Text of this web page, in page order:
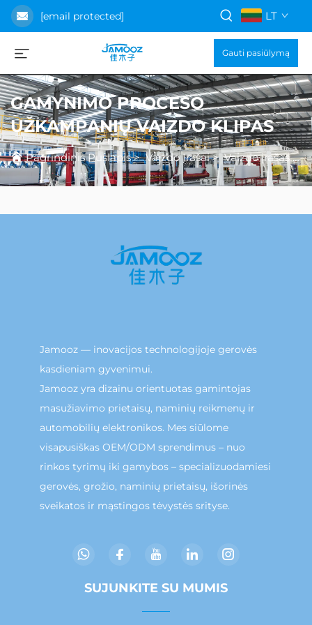
[email protected] LT
Gauti pasiūlymą
GAMYNIMO PROCESO
UŽKAMPANIŲ VAIZDO KLIPAS
Pagrindinis Puslapis>Vaizdo Įrašai>Vaizdo įrašas apie gamybos procesą
Jamooz — inovacijos technologijoje gerovės
kasdieniam gyvenimui.
Jamooz yra dizainu orientuotas gamintojas
masužiavimo prietaisų, naminių reikmenų ir
automobilių elektronikos. Mes siūlome
visapusiškas OEM/ODM sprendimus – nuo
rinkos tyrimų iki gamybos – specializuodamiesi
gerovės, grožio, naminių prietaisų, išorinės
sveikatos ir mąstingos tėvystės srityse.
SUJUNKITE SU MUMIS